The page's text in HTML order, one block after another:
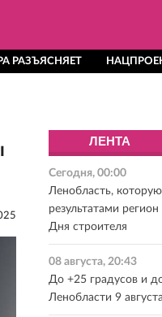
РАЗЪЯСНЯЕТ
ЛЕНТА
Сегодня, 00:00
Ленобласть,
результатами
Дня строителя
08 августа, 20:43
До +25 градусов и
Ленобласти 9 августа